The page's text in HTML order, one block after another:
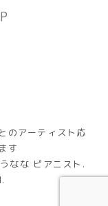
のアーティスト応
す
なな ピアニスト .